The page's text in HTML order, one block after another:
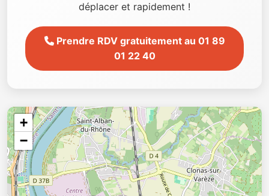
déplacer et rapidement !
Prendre RDV gratuitement au 01 89
01 22 40
+
−